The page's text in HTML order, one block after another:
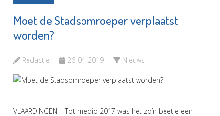
Moet de Stadsomroeper verplaatst
worden?
Redactie 26-04-2019 Nieuws
VLAARDINGEN – Tot medio 2017 was het zo’n beetje een